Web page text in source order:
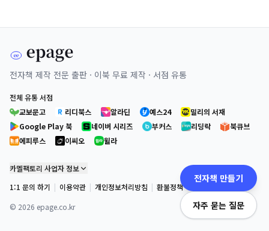
전자책 제작 전문 출판 · 이북 무료 제작 · 서점 유통
전체 유통 서점
교보문고
리디북스 알라딘 예스24
밀리의 서재
Google Play 북
네이버 시리즈 부커스 리딩락
북큐브
에피루스
이씨오 윌라
카멜팩토리 사업자 정보
1:1 문의 하기 | 이용약관 | 개인정보처리방침 | 환불정책
© 2026 epage.co.kr
전자책 만들기
자주 묻는 질문